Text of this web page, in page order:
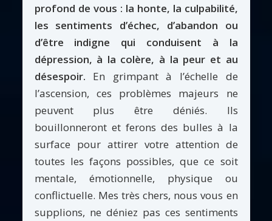
profond de vous : la honte, la culpabilité,
les sentiments d’échec, d’abandon ou
d’être indigne qui conduisent à la
dépression, à la colère, à la peur et au
désespoir. En grimpant à l’échelle de
l’ascension, ces problèmes majeurs ne
peuvent plus être déniés. Ils
bouillonneront et ferons des bulles à la
surface pour attirer votre attention de
toutes les façons possibles, que ce soit
mentale, émotionnelle, physique ou
conflictuelle. Mes très chers, nous vous en
supplions, ne déniez pas ces sentiments